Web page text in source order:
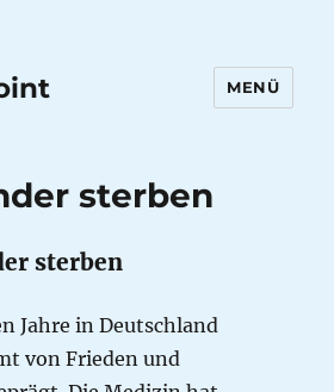
MENÜ
sterben
sterben
Jahre in Deutschland
von Frieden und